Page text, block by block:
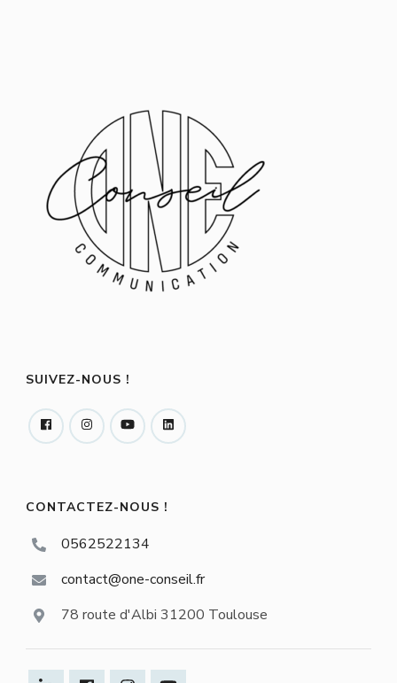
SUIVEZ-NOUS !
CONTACTEZ-NOUS !
0562522134
contact@one-conseil.fr
78 route d'Albi 31200 Toulouse